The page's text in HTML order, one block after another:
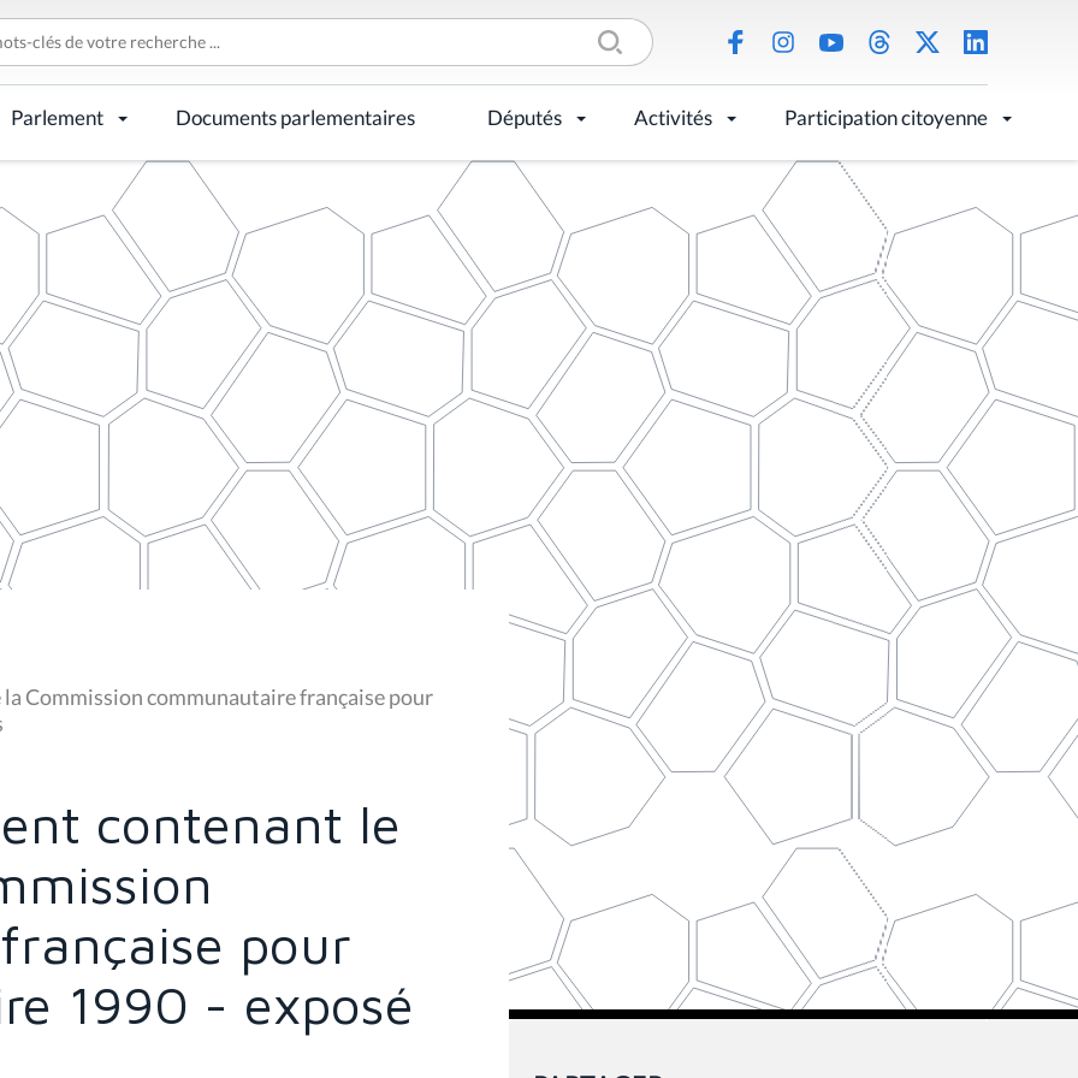
Parlement Documents parlementaires Députés Activités Participation citoyenne
Commission communautaire française pour
contenant le
pour
1990 - exposé